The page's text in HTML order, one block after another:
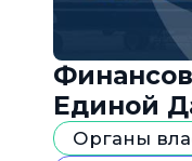
Единой
Органы